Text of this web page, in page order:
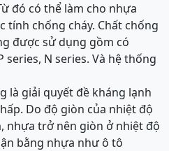
đó có thể làm cho nhựa
tính chống cháy. Chất chống
được sử dụng gồm có
N series. Và hệ thống
là giải quyết đề kháng lạnh
Do độ giòn của nhiệt độ
nhựa trở nên giòn ở nhiệt độ
bằng nhựa như ô tô